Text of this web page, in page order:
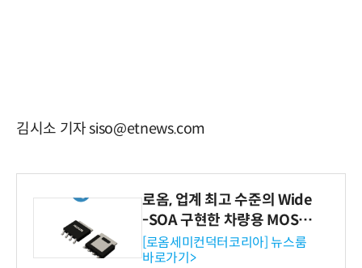
김시소 기자 siso@etnews.com
로옴, 업계 최고 수준의 Wide
-SOA 구현한 차량용 MOSF
ET 개발
[로옴세미컨덕터코리아] 뉴스룸
바로가기>